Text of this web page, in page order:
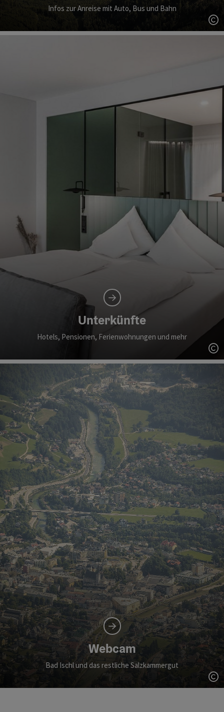
Infos zur Anreise mit Auto, Bus und Bahn
Unterkünfte
Hotels, Pensionen, Ferienwohnungen und mehr
Webcam
Bad Ischl und das restliche Salzkammergut